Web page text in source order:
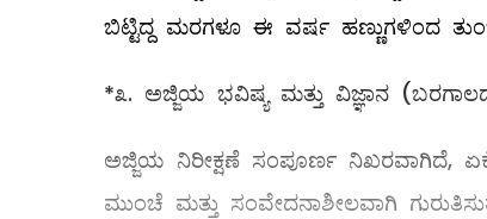
ಬಿಟ್ಟಿದ್ದ ಮರಗಳೂ ಈ ವರ್ಷ ಹಣ್ಣುಗಳಿಂದ
*೩. ಅಜ್ಜಿಯ ಭವಿಷ್ಯ ಮತ್ತು ವಿಜ್ಞಾನ
ಅಜ್ಜಿಯ ನಿರೀಕ್ಷಣೆ ಸಂಪೂರ್ಣ ನಿಖರವಾಗಿದೆ,
ಮುಂಚೆ ಮತ್ತು ಸಂವೇದನಾಶೀಲವಾಗಿ